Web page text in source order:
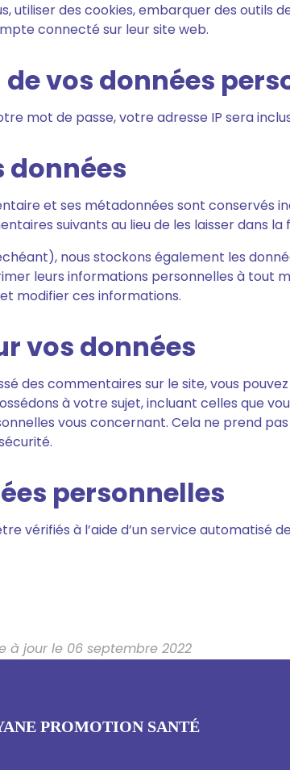
des cookies, embarquer des outils
connecté sur leur site web.
vos données
mot de passe, votre adresse IP sera
données
et ses métadonnées sont conservés
suivants au lieu de les laisser dans la
nous stockons également les
leurs informations personnelles à tout
modifier ces informations.
vos données
des commentaires sur le site, vous
à votre sujet, incluant celles que
vous concernant. Cela ne prend
personnelles
vérifiés à l’aide d’un service automatisé
à jour le 06 septembre 2022
PROMOTION SANTÉ